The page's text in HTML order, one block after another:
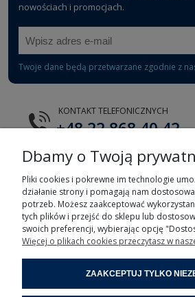
nowościach i promocjach.
Twoje dane będą przetwarzane zgodnie z
KONTAKT TELEFONICZNYCH
+48 22 868 40 42
E-MAIL
tts@tts.com.pl
POMOC
Dbamy o Twoją
Pliki cookies i pokrewne im technologie
działanie strony i pomagają nam
potrzeb. Możesz zaakceptować
tych plików i przejść do sklepu lub
swoich preferencji, wybierając opcję
Więcej o plikach cookies przeczytasz w
ZAAKCEPTUJ TYLKO